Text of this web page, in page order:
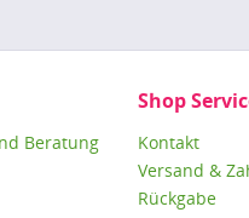
Beratung
Shop
Kontakt
Versand &
Rückgabe